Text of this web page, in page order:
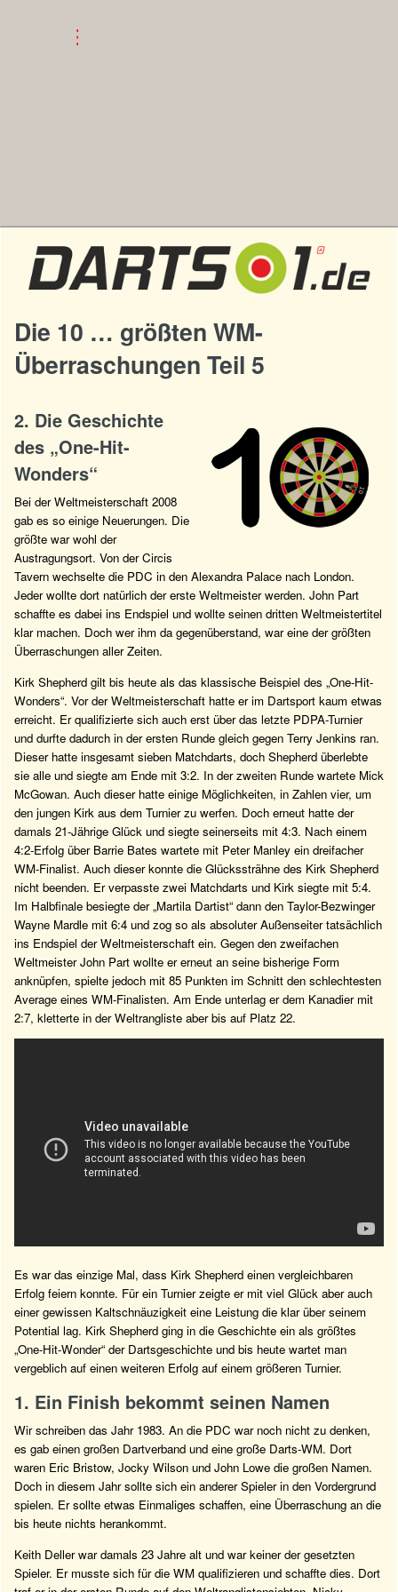
Die 10 … größten WM-
Überraschungen Teil 5
2. Die Geschichte
des „One-Hit-
Wonders“
Bei der Weltmeisterschaft 2008
gab es so einige Neuerungen. Die
größte war wohl der
Austragungsort. Von der Circis
Tavern wechselte die PDC in den Alexandra Palace nach London.
Jeder wollte dort natürlich der erste Weltmeister werden. John Part
schaffte es dabei ins Endspiel und wollte seinen dritten Weltmeistertitel
klar machen. Doch wer ihm da gegenüberstand, war eine der größten
Überraschungen aller Zeiten.
Kirk Shepherd gilt bis heute als das klassische Beispiel des „One-Hit-
Wonders“. Vor der Weltmeisterschaft hatte er im Dartsport kaum etwas
erreicht. Er qualifizierte sich auch erst über das letzte PDPA-Turnier
und durfte dadurch in der ersten Runde gleich gegen Terry Jenkins ran.
Dieser hatte insgesamt sieben Matchdarts, doch Shepherd überlebte
sie alle und siegte am Ende mit 3:2. In der zweiten Runde wartete Mick
McGowan. Auch dieser hatte einige Möglichkeiten, in Zahlen vier, um
den jungen Kirk aus dem Turnier zu werfen. Doch erneut hatte der
damals 21-Jährige Glück und siegte seinerseits mit 4:3. Nach einem
4:2-Erfolg über Barrie Bates wartete mit Peter Manley ein dreifacher
WM-Finalist. Auch dieser konnte die Glückssträhne des Kirk Shepherd
nicht beenden. Er verpasste zwei Matchdarts und Kirk siegte mit 5:4.
Im Halbfinale besiegte der „Martila Dartist“ dann den Taylor-Bezwinger
Wayne Mardle mit 6:4 und zog so als absoluter Außenseiter tatsächlich
ins Endspiel der Weltmeisterschaft ein. Gegen den zweifachen
Weltmeister John Part wollte er erneut an seine bisherige Form
anknüpfen, spielte jedoch mit 85 Punkten im Schnitt den schlechtesten
Average eines WM-Finalisten. Am Ende unterlag er dem Kanadier mit
2:7, kletterte in der Weltrangliste aber bis auf Platz 22.
Es war das einzige Mal, dass Kirk Shepherd einen vergleichbaren
Erfolg feiern konnte. Für ein Turnier zeigte er mit viel Glück aber auch
einer gewissen Kaltschnäuzigkeit eine Leistung die klar über seinem
Potential lag. Kirk Shepherd ging in die Geschichte ein als größtes
„One-Hit-Wonder“ der Dartsgeschichte und bis heute wartet man
vergeblich auf einen weiteren Erfolg auf einem größeren Turnier.
1. Ein Finish bekommt seinen Namen
Wir schreiben das Jahr 1983. An die PDC war noch nicht zu denken,
es gab einen großen Dartverband und eine große Darts-WM. Dort
waren Eric Bristow, Jocky Wilson und John Lowe die großen Namen.
Doch in diesem Jahr sollte sich ein anderer Spieler in den Vordergrund
spielen. Er sollte etwas Einmaliges schaffen, eine Überraschung an die
bis heute nichts herankommt.
Keith Deller war damals 23 Jahre alt und war keiner der gesetzten
Spieler. Er musste sich für die WM qualifizieren und schaffte dies. Dort